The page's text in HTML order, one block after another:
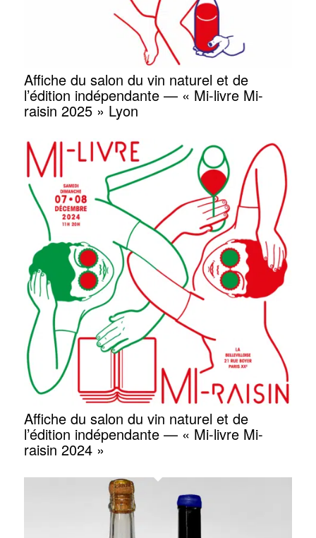
Affiche du salon du vin naturel et de
l’édition indépendante — « Mi-livre Mi-
raisin 2025 » Lyon
Affiche du salon du vin naturel et de
l’édition indépendante — « Mi-livre Mi-
raisin 2024 »